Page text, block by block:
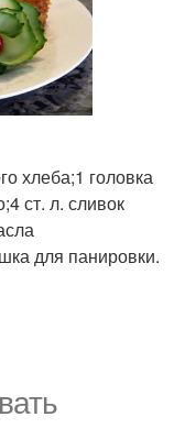
хлеба;1 головка
ст. л. сливок
для панировки.